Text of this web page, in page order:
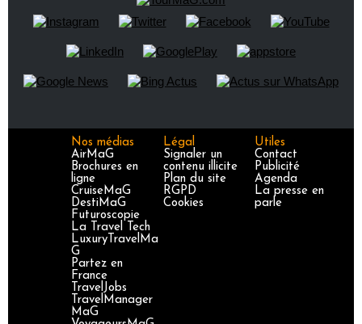
Nos médias
AirMaG
Brochures en
ligne
CruiseMaG
DestiMaG
Futuroscopie
La Travel Tech
LuxuryTravelMa
G
Partez en
France
TravelJobs
TravelManager
MaG
Légal
Signaler un
contenu illicite
Plan du site
RGPD
Cookies
Utiles
Contact
Publicité
Agenda
La presse en
parle